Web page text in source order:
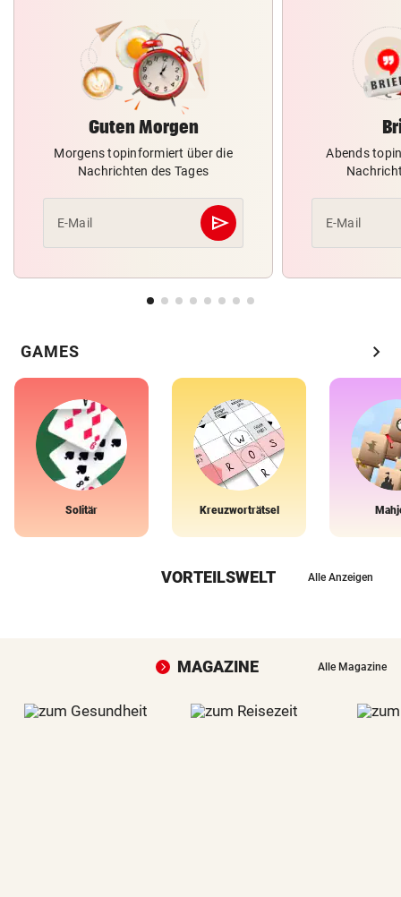
Guten Morgen
Morgens topinformiert über die
Nachrichten des Tages
E-Mail send
Abschicken
Abends
E-Mail
GAMES chevron_right
Solitär Kreuzworträtsel
VORTEILSWELT Alle Anzeigen
MAGAZINE Alle Magazine